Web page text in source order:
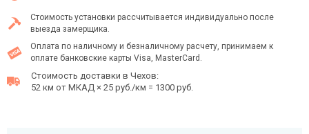
Стоимость установки рассчитывается индивидуально после
выезда замерщика.
Оплата по наличному и безналичному расчету, принимаем к
оплате банковские карты Visa, MasterCard.
Стоимость доставки в Чехов:
52 км от МКАД × 25 руб./км = 1300 руб.